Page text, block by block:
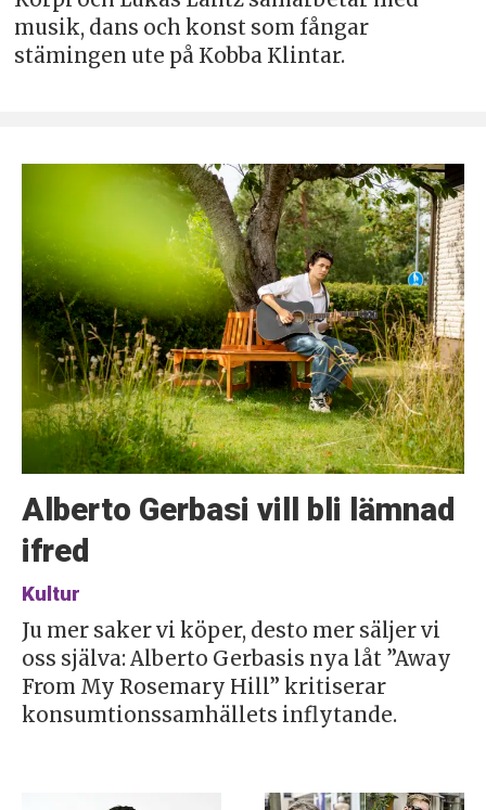
musik, dans och konst som fångar
stämingen ute på Kobba Klintar.
Alberto Gerbasi vill bli lämnad
ifred
Kultur
Ju mer saker vi köper, desto mer säljer vi
oss själva: Alberto Gerbasis nya låt ”Away
From My Rosemary Hill” kritiserar
konsumtionssamhällets inflytande.